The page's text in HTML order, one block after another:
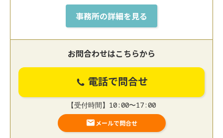
事務所の詳細を見る
お問合わせはこちらから
電話で問合せ
【受付時間】10:00〜17:00
メールで問合せ